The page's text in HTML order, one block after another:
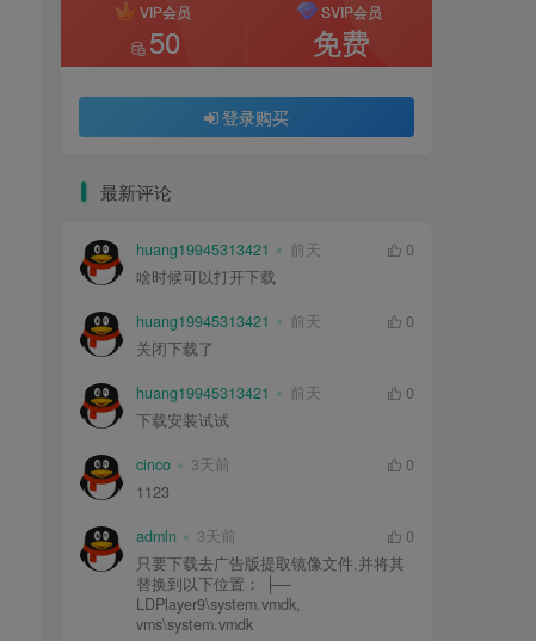
VIP会员
50
SVIP会员
免费
登录购买
最新评论
huang19945313421 前天
0
啥时候可以打开下载
huang19945313421 前天
0
关闭下载了
huang19945313421 前天
0
下载安装试试
cinco 3天前
0
1123
admln 3天前
0
只要下载去广告版提取镜像文件,并将其
替换到以下位置： ├—
LDPlayer9\system.vmdk,
vms\system.vmdk